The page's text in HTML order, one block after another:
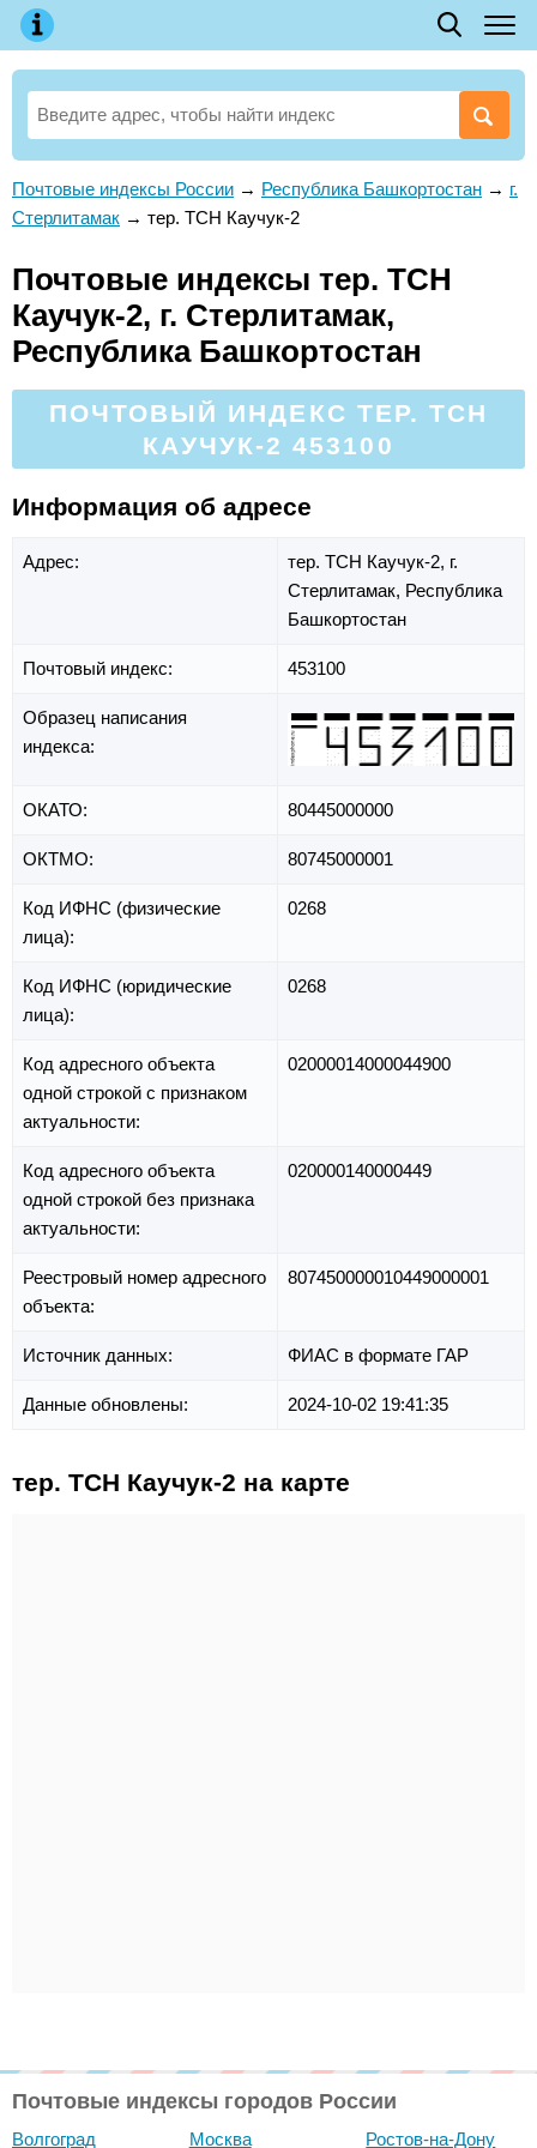
Почтовые индексы России → Республика Башкортостан → г.
Стерлитамак → тер. ТСН Каучук-2
Почтовые индексы тер. ТСН
Каучук-2, г. Стерлитамак,
Республика Башкортостан
ПОЧТОВЫЙ ИНДЕКС ТЕР. ТСН
КАУЧУК-2 453100
Информация об адресе
Адрес: тер. ТСН Каучук-2, г.
Стерлитамак, Республика
Башкортостан
Почтовый индекс: 453100
Образец написания
индекса:
ОКАТО: 80445000000
ОКТМО: 80745000001
Код ИФНС (физические
лица):
0268
Код ИФНС (юридические
лица):
0268
Код адресного объекта
одной строкой с признаком
актуальности:
02000014000044900
Код адресного объекта
одной строкой без признака
актуальности:
020000140000449
Реестровый номер адресного
объекта:
807450000010449000001
Источник данных: ФИАС в формате ГАР
Данные обновлены: 2024-10-02 19:41:35
тер. ТСН Каучук-2 на карте
Почтовые индексы городов России
Волгоград Москва Ростов-на-Дону